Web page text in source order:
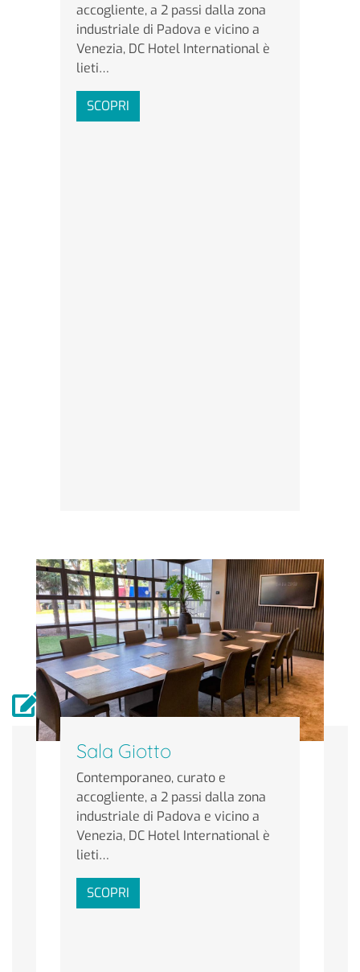
accogliente, a 2 passi dalla zona
industriale di Padova e vicino a
Venezia, DC Hotel International è
lieti…
SCOPRI
Sala Giotto
Contemporaneo, curato e
accogliente, a 2 passi dalla zona
industriale di Padova e vicino a
Venezia, DC Hotel International è
lieti…
SCOPRI
Scrivici
Riferimento
Nome e Cognome